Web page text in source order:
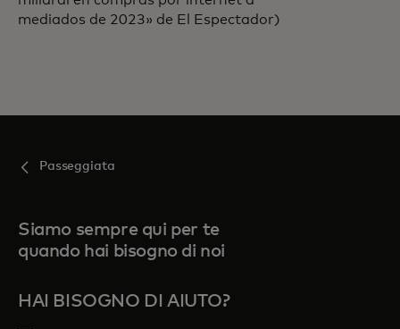
mediados de 2023» de El Espectador)
Passeggiata
Siamo sempre qui per te
quando hai bisogno di noi
HAI BISOGNO DI AIUTO?